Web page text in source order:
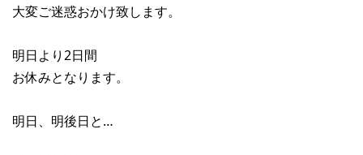
大変ご迷惑おかけ致します。
明日より2日間
お休みとなります。
明日、明後日と…